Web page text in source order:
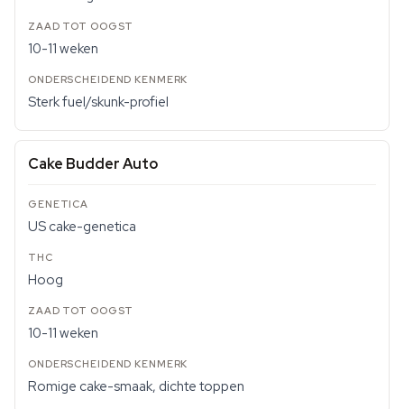
10-11 weken
Sterk fuel/skunk-profiel
Cake Budder Auto
US cake-genetica
Hoog
10-11 weken
Romige cake-smaak, dichte toppen